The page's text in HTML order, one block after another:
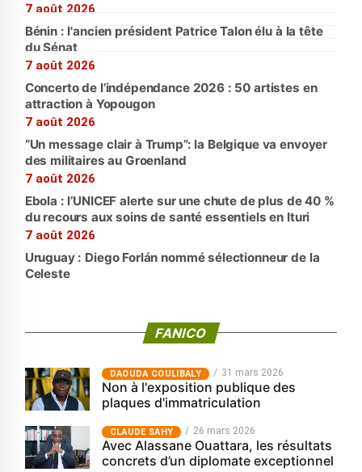
7 août 2026
Bénin : l'ancien président Patrice Talon élu à la tête
du Sénat
7 août 2026
Concerto de l’indépendance 2026 : 50 artistes en
attraction à Yopougon
7 août 2026
“Un message clair à Trump”: la Belgique va envoyer
des militaires au Groenland
7 août 2026
Ebola : l’UNICEF alerte sur une chute de plus de 40 %
du recours aux soins de santé essentiels en Ituri
7 août 2026
Uruguay : Diego Forlán nommé sélectionneur de la
Celeste
FANICO
‎DAOUDA COULIBALY 31 mars 2026
Non à l'exposition publique des
plaques d'immatriculation
CLAUDE SAHY 26 mars 2026
Avec Alassane Ouattara, les résultats
concrets d’un diplomate exceptionnel